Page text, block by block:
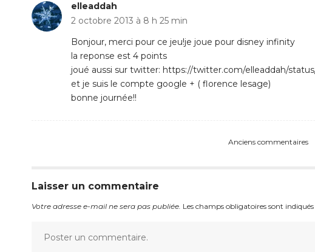
elleaddah
2 octobre 2013 à 8 h 25 min
Bonjour, merci pour ce jeu!je joue pour disney infinity
la reponse est 4 points
joué aussi sur twitter: https://twitter.com/elleaddah/
et je suis le compte google + ( florence lesage)
bonne journée!!
Anciens commentaires
Laisser un commentaire
Votre adresse e-mail ne sera pas publiée. Les champs obligatoires sont indiqués